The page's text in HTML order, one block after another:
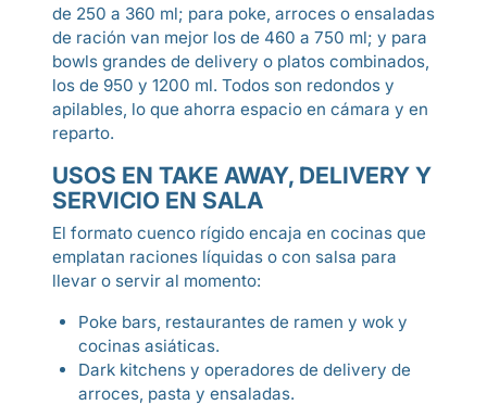
de 250 a 360 ml; para poke, arroces o ensaladas
de ración van mejor los de 460 a 750 ml; y para
bowls grandes de delivery o platos combinados,
los de 950 y 1200 ml. Todos son redondos y
apilables, lo que ahorra espacio en cámara y en
reparto.
USOS EN TAKE AWAY, DELIVERY Y
SERVICIO EN SALA
El formato cuenco rígido encaja en cocinas que
emplatan raciones líquidas o con salsa para
llevar o servir al momento:
Poke bars, restaurantes de ramen y wok y
cocinas asiáticas.
Dark kitchens y operadores de delivery de
arroces, pasta y ensaladas.